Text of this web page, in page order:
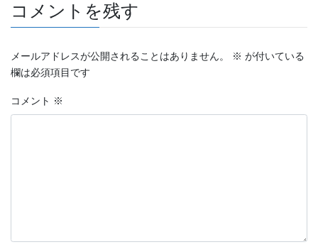
コメントを残す
メールアドレスが公開されることはありません。 ※ が付いている
欄は必須項目です
コメント ※